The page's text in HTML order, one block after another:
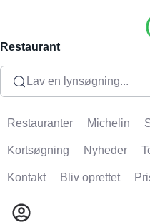
Restaurant
Lav en lynsøgning...
Restauranter Michelin
Kortsøgning Nyheder
Kontakt Bliv oprettet